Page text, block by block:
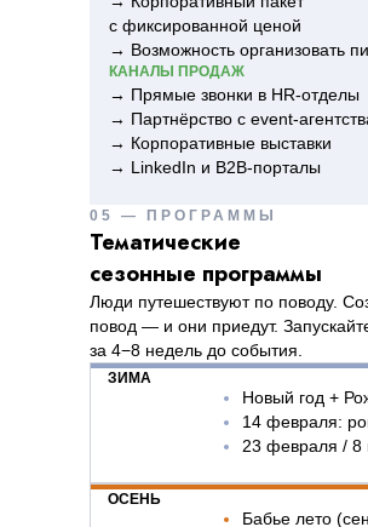
с фиксированной ценой
→ Возможность организовать
КАНАЛЫ ПРОДАЖ
→ Прямые звонки в HR-отделы
→ Партнёрство с event-
→ Корпоративные выставки
→ LinkedIn и B2B-порталы
05 — ПРОГРАММЫ
Тематические
сезонные программы
Люди путешествуют по поводу.
повод — и они приедут.
за 4−8 недель до события.
ЗИМА
Новый год +
14 февраля:
23 февраля / 8
ОСЕНЬ
Бабье лето